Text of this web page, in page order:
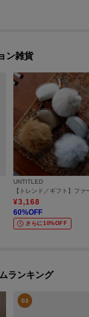
ン雑貨
UNTITLED
¥3,168
60%OFF
さらに10%OFF
ランキング